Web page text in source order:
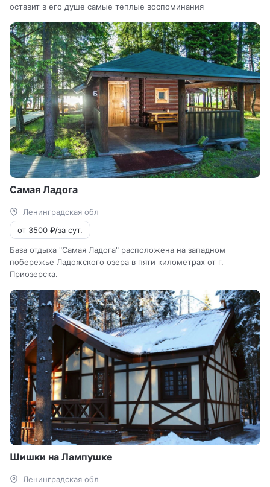
оставит в его душе самые теплые воспоминания
Самая Ладога
Ленинградская обл
от 3500 ₽/за сут.
База отдыха "Самая Ладога" расположена на западном
побережье Ладожского озера в пяти километрах от г.
Приозерска.
Шишки на Лампушке
Ленинградская обл